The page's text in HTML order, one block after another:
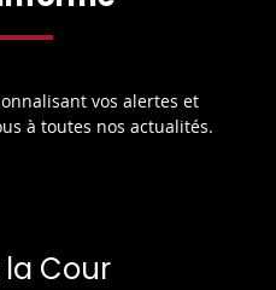
vos alertes et
à toutes nos actualités.
la Cour